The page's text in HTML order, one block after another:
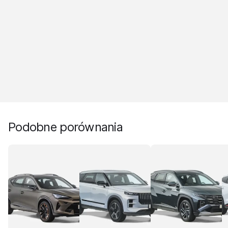
Podobne porównania